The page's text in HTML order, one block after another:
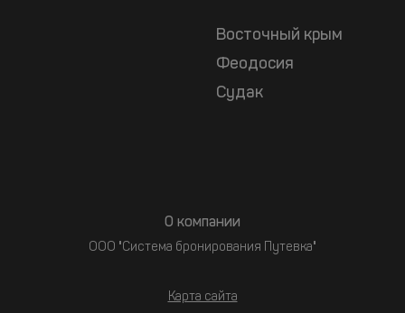
Восточный крым
Феодосия
Судак
О компании
ООО "Система бронирования Путевка"
Карта сайта